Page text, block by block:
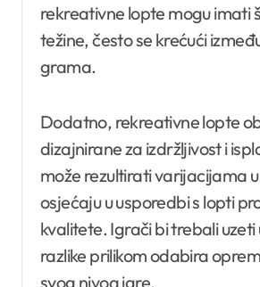
rekreativne lopte mogu imati
težine, često se krećući
grama.
Dodatno, rekreativne lopte
dizajnirane za izdržljivost i
može rezultirati varijacijama
osjećaju u usporedbi s lopti
kvalitete. Igrači bi trebali uzeti
razlike prilikom odabira
svog nivoa igre.